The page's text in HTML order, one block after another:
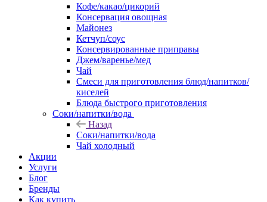
Кофе/какао/цикорий
Консервация овощная
Майонез
Кетчуп/соус
Консервированные приправы
Джем/варенье/мед
Чай
Смеси для приготовления блюд/напитков/
киселей
Блюда быстрого приготовления
Соки/напитки/вода
Назад
Соки/напитки/вода
Чай холодный
Акции
Услуги
Блог
Бренды
Как купить